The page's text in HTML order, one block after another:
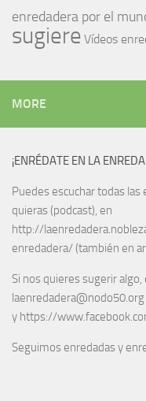
enredadera por el
sugiere Vídeos
MORE
¡ENRÉDATE EN LA
Puedes escuchar todas
quieras (podcast), en
http://
enredadera/ (también en
Si nos quieres sugerir algo,
y https://
Seguimos enredadas y